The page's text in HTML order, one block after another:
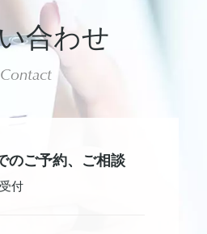
合わせ
Contact
のご予約、 ご相談
付